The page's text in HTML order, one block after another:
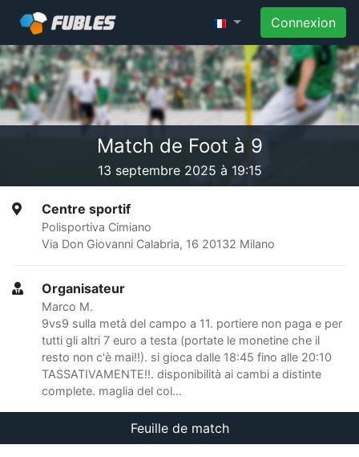
Connexion
Match de Foot à 9
13 septembre 2025 à 19:15
Centre sportif
Polisportiva Cimiano
Via Don Giovanni Calabria, 16 20132 Milano
Organisateur
Marco M.
9vs9 sulla metà del campo a 11. portiere non paga e per
tutti gli altri 7 euro a testa (portate le monetine che il
resto non c'è mai!!). si gioca dalle 18:45 fino alle 20:10
TASSATIVAMENTE!!. disponibilità ai cambi a distinte
complete. maglia del col...
Feuille de match